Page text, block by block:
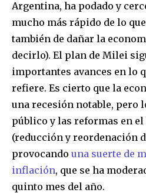
Argentina, ha podado y
mucho más rápido de lo
también de dañar la
decirlo). El plan de Milei
importantes avances en lo
refiere. Es cierto que la
una recesión notable, pero
público y las reformas en el
(reducción y reordenación
provocando una suerte de
inflación, que se ha
quinto mes del año.